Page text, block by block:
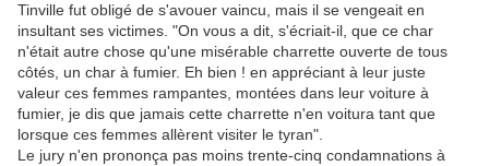
Tinville fut obligé de s'avouer vaincu, mais il se vengeait en
insultant ses victimes. "On vous a dit, s'écriait-il, que ce char
n'était autre chose qu'une misérable charrette ouverte de tous
côtés, un char à fumier. Eh bien ! en appréciant à leur juste
valeur ces femmes rampantes, montées dans leur voiture à
fumier, je dis que jamais cette charrette n'en voitura tant que
lorsque ces femmes allèrent visiter le tyran".
Le jury n'en prononça pas moins trente-cinq condamnations à